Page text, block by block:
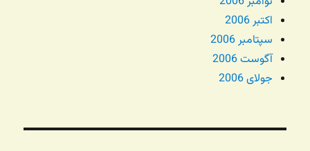
اکتبر 2006
سپتامبر 2006
آگوست 2006
جولای 2006